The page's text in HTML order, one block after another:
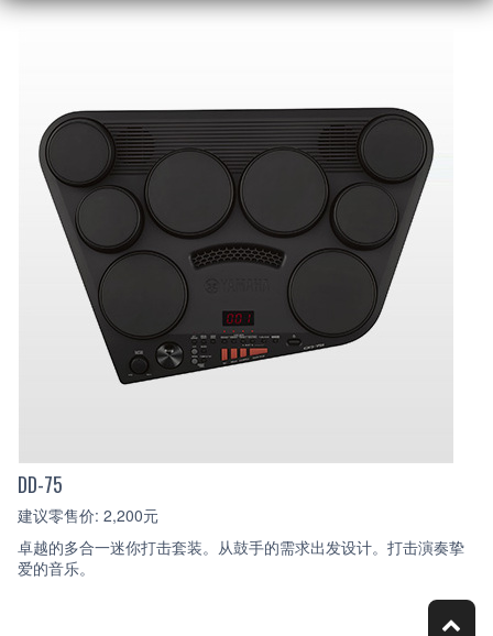
DD-75
建议零售价: 2,200元
卓越的多合一迷你打击套装。从鼓手的需求出发设计。打击演奏挚
爱的音乐。